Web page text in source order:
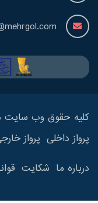
info@mehrgol.com
کلیه حقوق وب سایت
پرواز داخلی پرواز خارجی
درباره ما شکایت